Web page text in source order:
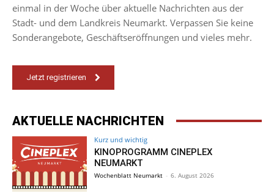
einmal in der Woche über aktuelle Nachrichten aus der
Stadt- und dem Landkreis Neumarkt. Verpassen Sie keine
Sonderangebote, Geschäftseröffnungen und vieles mehr.
Jetzt registrieren
AKTUELLE NACHRICHTEN
Kurz und wichtig
KINOPROGRAMM CINEPLEX
NEUMARKT
Wochenblatt Neumarkt - 6. August 2026